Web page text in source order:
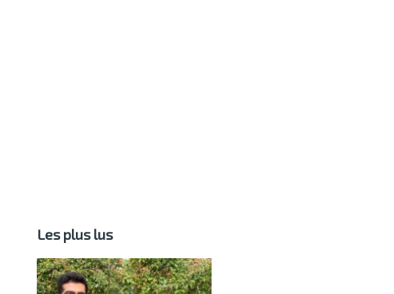
Les plus lus